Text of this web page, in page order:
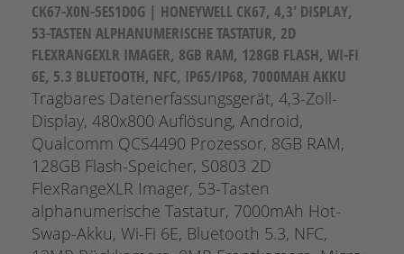
CK67-X0N-5ES1D0G | HONEYWELL CK67, 4,3' DISPLAY,
53-TASTEN ALPHANUMERISCHE TASTATUR, 2D
FLEXRANGEXLR IMAGER, 8GB RAM, 128GB FLASH, WI-FI
6E, 5.3 BLUETOOTH, NFC, IP65/IP68, 7000MAH AKKU
Tragbares Datenerfassungsgerät, 4,3-Zoll-
Display, 480x800 Auflösung, Android,
Qualcomm QCS4490 Prozessor, 8GB RAM,
128GB Flash-Speicher, S0803 2D
FlexRangeXLR Imager, 53-Tasten
alphanumerische Tastatur, 7000mAh Hot-
Swap-Akku, Wi-Fi 6E, Bluetooth 5.3, NFC,